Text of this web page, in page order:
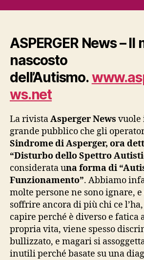
ASPERGER News – Il
nascosto
dell’Autismo.
ws.net
La rivistaAsperger News vuole
grande pubblico che gli
Sindrome di Asperger, ora
“Disturbo dello Spettro
considerata una forma di
Funzionamento”. Abbiamo
molte persone ne sono ignare,
soffrire ancora di più chi ce
capire perché è diverso e fatica
propria vita, viene spesso
bullizzato, e magari si
inutili perché basate su una